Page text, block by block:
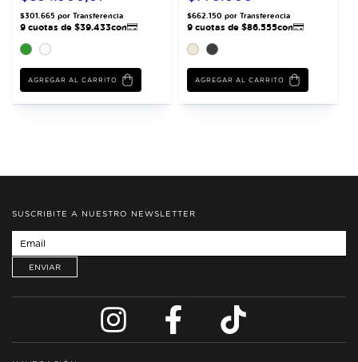
AGREGAR AL CARRITO AGREGAR AL CARRITO
SUSCRIBITE A NUESTRO NEWSLETTER